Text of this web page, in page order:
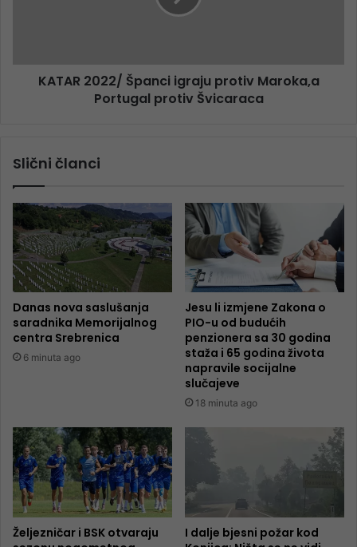
KATAR 2022/ Španci igraju protiv Maroka,a
Portugal protiv Švicaraca
Slični članci
Danas nova saslušanja
saradnika Memorijalnog
centra Srebrenica
6 minuta ago
Jesu li izmjene Zakona o
PIO-u od budućih
penzionera sa 30 godina
staža i 65 godina života
napravile socijalne
slučajeve
18 minuta ago
Željezničar i BSK otvaraju
I dalje bjesni požar kod